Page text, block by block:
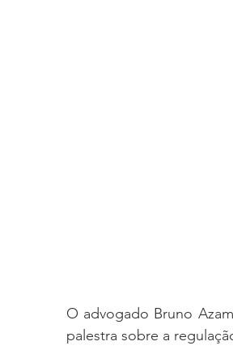
O advogado Bruno
palestra sobre a